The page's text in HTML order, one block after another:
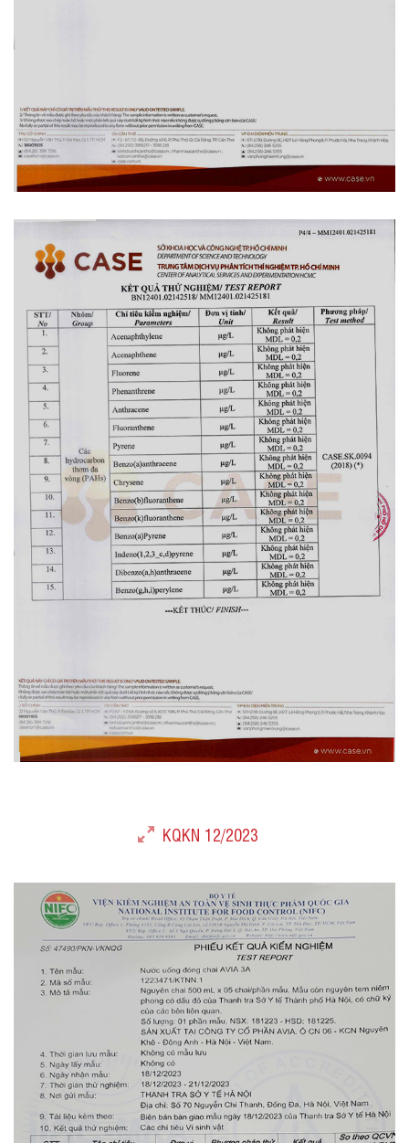
KQKN 12/2023